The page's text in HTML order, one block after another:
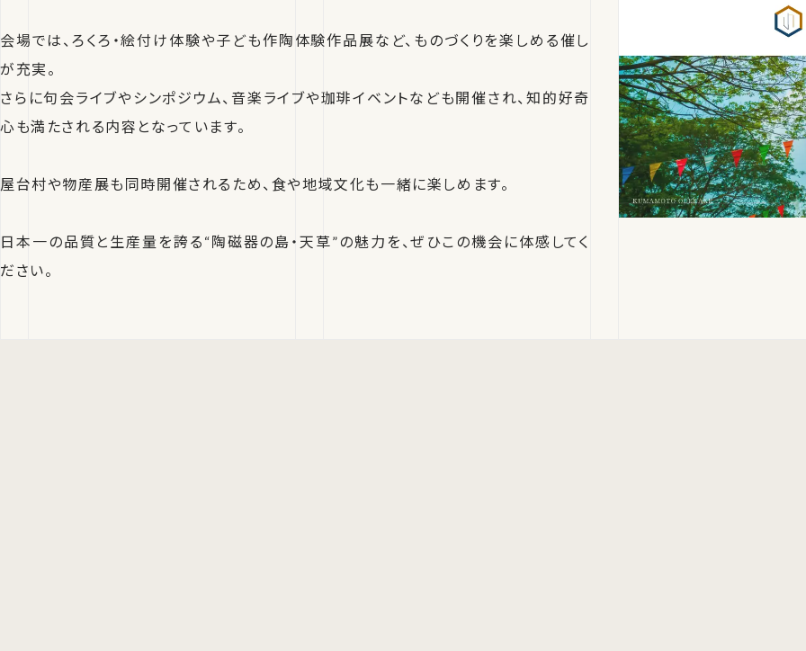
会場では、ろくろ・絵付け体験や子ども作陶体験作品展など、ものづくりを楽しめる催し
が充実。
さらに句会ライブやシンポジウム、音楽ライブや珈琲イベントなども開催され、知的好奇
心も満たされる内容となっています。
屋台村や物産展も同時開催されるため、食や地域文化も一緒に楽しめます。
日本一の品質と生産量を誇る“陶磁器の島・天草”の魅力を、ぜひこの機会に体感してく
ださい。